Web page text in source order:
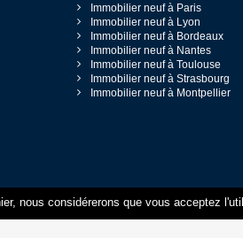
Immobilier neuf à Paris
Immobilier neuf à Lyon
Immobilier neuf à Bordeaux
Immobilier neuf à Nantes
Immobilier neuf à Toulouse
Immobilier neuf à Strasbourg
Immobilier neuf à Montpellier
nous considérerons que vous acceptez